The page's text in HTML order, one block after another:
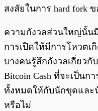
สงสัยในการ hard fork
ความกังวลส่วนใหญ่นั้น
การเปิดให้มีการโหวต
บางคนรู้สึกกังวลเกี่ยวกั
Bitcoin Cash ที่จะเป็น
ทั้งหมดให้กับนักขุดและ
หรือไม่